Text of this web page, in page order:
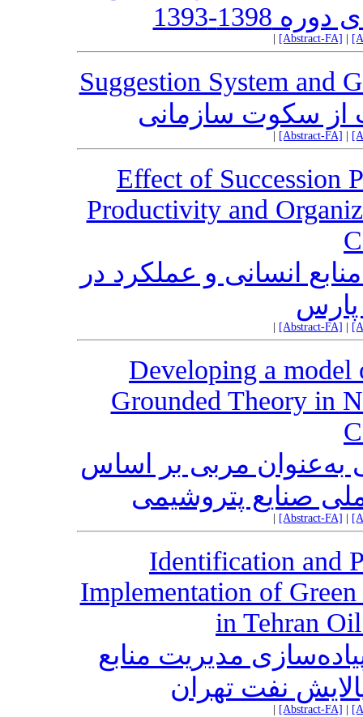
1393
[Abstract-FA]
Suggestion System and
از سکوت سازمانی
[Abstract-FA]
Effect of Succession
Productivity and
‌انسانی و عملکرد در
[Abstract-FA]
Developing a model
Grounded Theory in
به‌عنوان مربی بر اساس
صنایع پتروشیمی
[Abstract-FA]
Identification and
Implementation of
in Tehran
مدیریت منابع
نفت تهران
[Abstract-FA]